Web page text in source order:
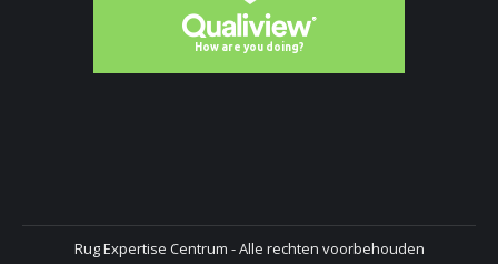
Rug Expertise Centrum - Alle rechten voorbehouden